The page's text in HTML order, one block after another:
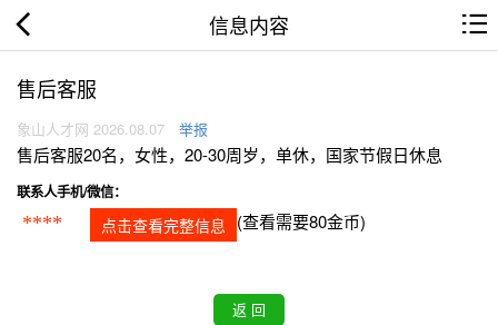
信息内容
售后客服
象山人才网 2026.08.07 举报
售后客服20名，女性，20-30周岁，单休，国家节假日休息
联系人手机/微信：
**** 点击查看完整信息 (查看需要80金币)